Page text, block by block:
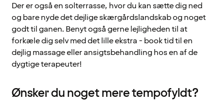
Der er også en solterrasse, hvor du kan sætte dig ned
og bare nyde det dejlige skærgårdslandskab og noget
godt til ganen. Benyt også gerne lejligheden til at
forkæle dig selv med det lille ekstra - book tid til en
dejlig massage eller ansigtsbehandling hos en af de
dygtige terapeuter!
Ønsker du noget mere tempofyldt?